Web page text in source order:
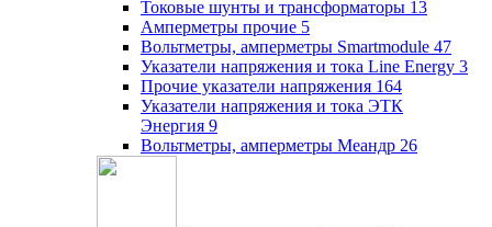
Токовые шунты и трансформаторы 13
Амперметры прочие 5
Вольтметры, амперметры Smartmodule 47
Указатели напряжения и тока Line Energy 3
Прочие указатели напряжения 164
Указатели напряжения и тока ЭТК
Энергия 9
Вольтметры, амперметры Меандр 26